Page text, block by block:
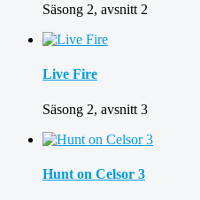
Säsong 2, avsnitt 2
Live Fire
Säsong 2, avsnitt 3
Hunt on Celsor 3